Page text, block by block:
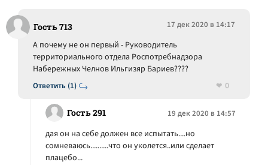
Гость 713 17 дек 2020 в 14:17
Ответить (1)
А почему не он первый - Руководитель
территориального отдела Роспотребнадзора
Набережных Челнов Ильгизяр Бариев????
0
Гость 291 19 дек 2020 в 14:57
дая он на себе должен все испытать....но
сомневаюсь..........что он уколется..или сделает
плацебо...